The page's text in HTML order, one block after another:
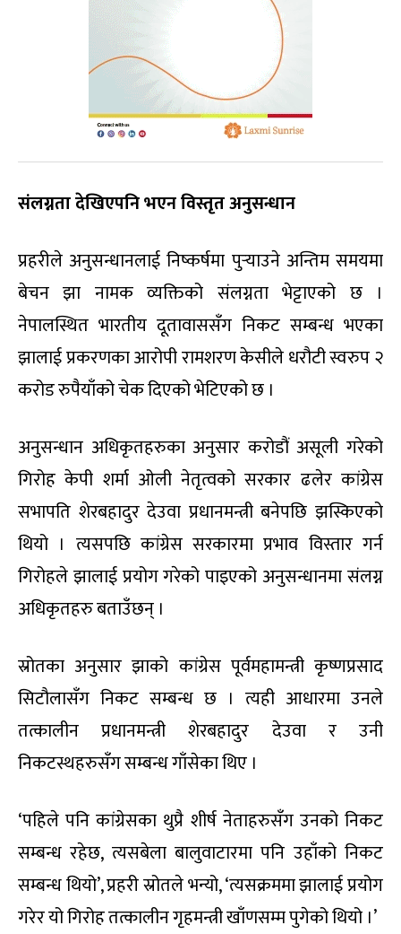
संलग्नता देखिएपनि भएन विस्तृत अनुसन्धान
प्रहरीले अनुसन्धानलाई निष्कर्षमा पुर्‍याउने अन्तिम समयमा
बेचन झा नामक व्यक्तिको संलग्नता भेट्टाएको छ ।
नेपालस्थित भारतीय दूतावाससँग निकट सम्बन्ध भएका
झालाई प्रकरणका आरोपी रामशरण केसीले धरौटी स्वरुप २
करोड रुपैयाँको चेक दिएको भेटिएको छ ।
अनुसन्धान अधिकृतहरुका अनुसार करोडौं असूली गरेको
गिरोह केपी शर्मा ओली नेतृत्वको सरकार ढलेर कांग्रेस
सभापति शेरबहादुर देउवा प्रधानमन्त्री बनेपछि झस्किएको
थियो । त्यसपछि कांग्रेस सरकारमा प्रभाव विस्तार गर्न
गिरोहले झालाई प्रयोग गरेको पाइएको अनुसन्धानमा संलग्न
अधिकृतहरु बताउँछन् ।
स्रोतका अनुसार झाको कांग्रेस पूर्वमहामन्त्री कृष्णप्रसाद
सिटौलासँग निकट सम्बन्ध छ । त्यही आधारमा उनले
तत्कालीन प्रधानमन्त्री शेरबहादुर देउवा र उनी
निकटस्थहरुसँग सम्बन्ध गाँसेका थिए ।
‘पहिले पनि कांग्रेसका थुप्रै शीर्ष नेताहरुसँग उनको निकट
सम्बन्ध रहेछ, त्यसबेला बालुवाटारमा पनि उहाँको निकट
सम्बन्ध थियो’, प्रहरी स्रोतले भन्यो, ‘त्यसक्रममा झालाई प्रयोग
गरेर यो गिरोह तत्कालीन गृहमन्त्री खाँणसम्म पुगेको थियो ।’